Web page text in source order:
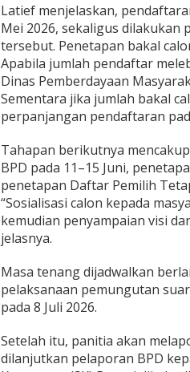
Latief menjelaskan,
Mei 2026, sekaligus dilakukan
tersebut. Penetapan bakal
Apabila jumlah pendaftar
Dinas Pemberdayaan
Sementara jika jumlah bakal
perpanjangan pendaftaran
Tahapan berikutnya
BPD pada 11–15 Juni,
penetapan Daftar Pemilih
“Sosialisasi calon kepada
kemudian penyampaian visi
jelasnya.
Masa tenang dijadwalkan
pelaksanaan pemungutan
pada 8 Juli 2026.
Setelah itu, panitia akan
dilanjutkan pelaporan BPD